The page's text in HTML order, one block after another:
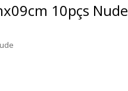
10pçs Nude